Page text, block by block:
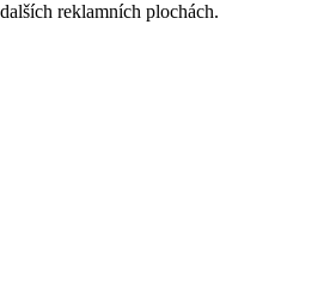
reklamních plochách.